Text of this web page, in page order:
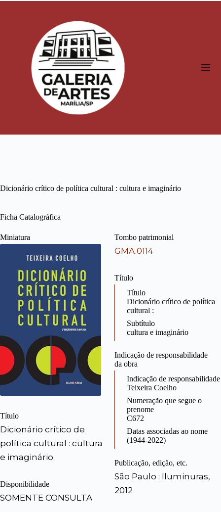
e
Dicionário crítico de política cultural : cultura e imaginário
Ficha Catalográfica
Miniatura
Título
Dicionário crítico de
política cultural : cultura
e imaginário
Disponibilidade
SOMENTE CONSULTA
Tombo patrimonial
GMA.0114
Título
Título
Dicionário crítico de política
cultural :
Subtítulo
cultura e imaginário
Indicação de responsabilidade
da obra
Indicação de responsabilidade
Teixeira Coelho
Numeração que segue o
prenome
C672
Datas associadas ao nome
(1944-2022)
Publicação, edição, etc.
São Paulo : Iluminuras,
2012